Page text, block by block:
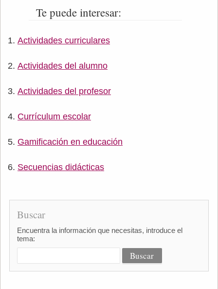
Te puede interesar:
Actividades curriculares
Actividades del alumno
Actividades del profesor
Currículum escolar
Gamificación en educación
Secuencias didácticas
Buscar
Encuentra la información que necesitas, introduce el
tema: